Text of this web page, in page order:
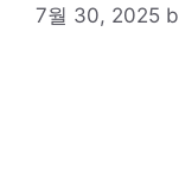
7월 30, 2025